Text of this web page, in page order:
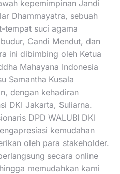
kepemimpinan Jandi
Dhammayatra, sebuah
tempat suci agama
Candi Mendut, dan
ini dibimbing oleh Ketua
Mahayana Indonesia
Samantha Kusala
dengan kehadiran
DKI Jakarta, Suliarna.
DPD WALUBI DKI
kemudahan
oleh para stakeholder.
secara online
memudahkan kami